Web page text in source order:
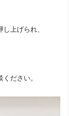
上げられ、
ださい。